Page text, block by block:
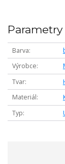
Parametry
Barva
Výrobce
Tvar
Materiál
Typ